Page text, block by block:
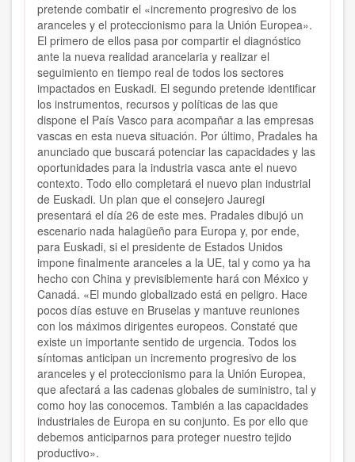
pretende combatir el «incremento progresivo de los
aranceles y el proteccionismo para la Unión Europea».
El primero de ellos pasa por compartir el diagnóstico
ante la nueva realidad arancelaria y realizar el
seguimiento en tiempo real de todos los sectores
impactados en Euskadi. El segundo pretende identificar
los instrumentos, recursos y políticas de las que
dispone el País Vasco para acompañar a las empresas
vascas en esta nueva situación. Por último, Pradales ha
anunciado que buscará potenciar las capacidades y las
oportunidades para la industria vasca ante el nuevo
contexto. Todo ello completará el nuevo plan industrial
de Euskadi. Un plan que el consejero Jauregi
presentará el día 26 de este mes. Pradales dibujó un
escenario nada halagüeño para Europa y, por ende,
para Euskadi, si el presidente de Estados Unidos
impone finalmente aranceles a la UE, tal y como ya ha
hecho con China y previsiblemente hará con México y
Canadá. «El mundo globalizado está en peligro. Hace
pocos días estuve en Bruselas y mantuve reuniones
con los máximos dirigentes europeos. Constaté que
existe un importante sentido de urgencia. Todos los
síntomas anticipan un incremento progresivo de los
aranceles y el proteccionismo para la Unión Europea,
que afectará a las cadenas globales de suministro, tal y
como hoy las conocemos. También a las capacidades
industriales de Europa en su conjunto. Es por ello que
debemos anticiparnos para proteger nuestro tejido
productivo».